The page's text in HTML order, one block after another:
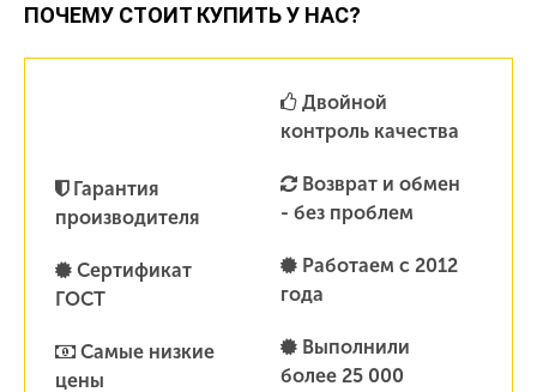
ПОЧЕМУ СТОИТ КУПИТЬ У НАС?
Гарантия
производителя
Сертификат
ГОСТ
Самые низкие
цены
Двойной
контроль качества
Возврат и обмен
- без проблем
Работаем с 2012
года
Выполнили
более 25 000